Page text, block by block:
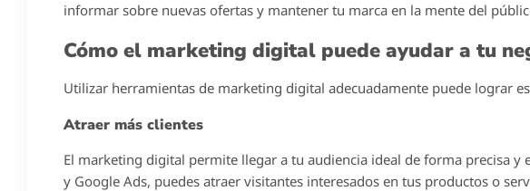
informar sobre nuevas ofertas y mantener tu marca en la mente del
Cómo el marketing digital puede ayudar a tu
Utilizar herramientas de marketing digital adecuadamente puede lograr
Atraer más clientes
El marketing digital permite llegar a tu audiencia ideal de forma precisa y
y Google Ads, puedes atraer visitantes interesados en tus productos o